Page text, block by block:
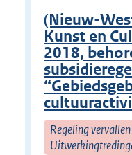
(Nieuw-
Kunst en
2018,
Regeling